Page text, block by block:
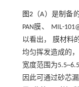
图2（A）是制备
PAN膜、 MIL-
以看出， 膜材料
均匀挥发造成的
宽度范围为
因此可通过砂芯